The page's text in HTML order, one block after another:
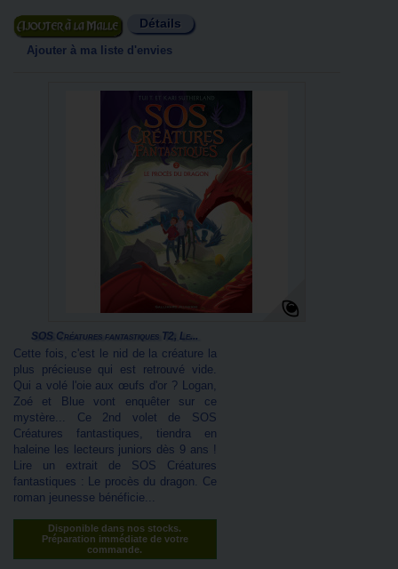
Ajouter au panier Détails
Ajouter à ma liste d'envies
SOS Créatures fantastiques T2, Le...
Cette fois, c'est le nid de la créature la
plus précieuse qui est retrouvé vide.
Qui a volé l'oie aux œufs d'or ? Logan,
Zoé et Blue vont enquêter sur ce
mystère... Ce 2nd volet de SOS
Créatures fantastiques, tiendra en
haleine les lecteurs juniors dès 9 ans !
Lire un extrait de SOS Créatures
fantastiques : Le procès du dragon. Ce
roman jeunesse bénéficie...
Disponible dans nos stocks.
Préparation immédiate de votre
commande.